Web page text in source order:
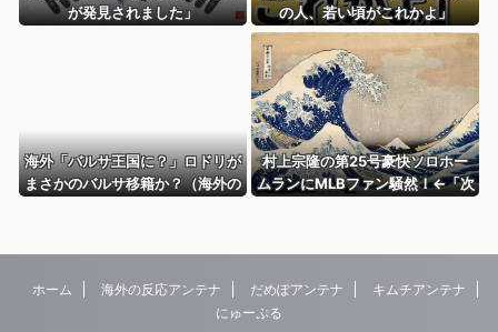
が発見されました」
の人、若い頃がこれかよ」
海外「バルサ王国に？」ロドリが
まさかのバルサ移籍か？（海外の
村上宗隆の第25号豪快ソロホー
ムランにMLBファン騒然！←「次
ホーム 海外の反応アンテナ だめぽアンテナ
キムチアンテナ
にゅーぷる